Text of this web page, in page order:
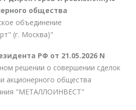
общества
объединение
(г. Москва)"
РФ от 21.05.2026 N
решении о совершении сделок
акционерного общества
"МЕТАЛЛОИНВЕСТ"